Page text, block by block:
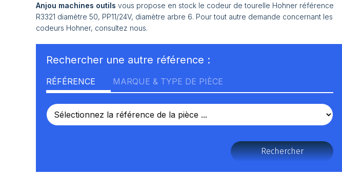
Anjou machines outils vous propose en stock le codeur de tourelle Hohner référence
R3321 diamètre 50, PP11/24V, diamètre arbre 6. Pour tout autre demande concernant les
codeurs Hohner, consultez nous.
Rechercher une autre référence :
RÉFÉRENCE MARQUE & TYPE DE PIÈCE
Rechercher